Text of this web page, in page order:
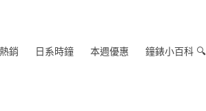
銷 日系時鐘 本週優惠 鐘錶小百科 🔍